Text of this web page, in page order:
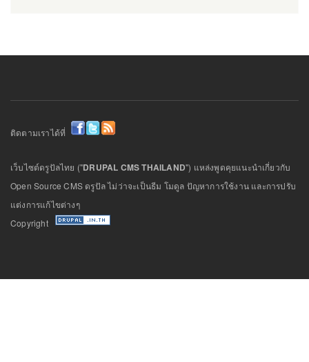
ติดตามเราได้ที่
เว็บไซต์ดรูปัลไทย ("DRUPAL CMS THAILAND") แหล่งพูดคุยแนะนำเกี่ยวกับ
Open Source CMS ดรูปัล ไม่ว่าจะเป็นธีม โมดูล ปัญหาการใช้งาน และการปรับ
แต่งการแก้ไขต่างๆ
Copyright